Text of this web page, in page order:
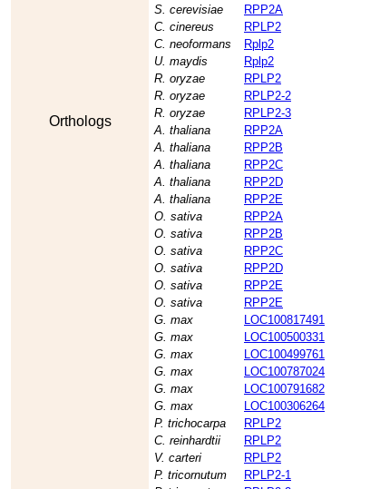
Orthologs
S. cerevisiae
RPP2A
C. cinereus
RPLP2
C. neoformans
Rplp2
U. maydis
Rplp2
R. oryzae
RPLP2
R. oryzae
RPLP2-2
R. oryzae
RPLP2-3
A. thaliana
RPP2A
A. thaliana
RPP2B
A. thaliana
RPP2C
A. thaliana
RPP2D
A. thaliana
RPP2E
O. sativa
RPP2A
O. sativa
RPP2B
O. sativa
RPP2C
O. sativa
RPP2D
O. sativa
RPP2E
O. sativa
RPP2E
G. max
LOC100817491
G. max
LOC100500331
G. max
LOC100499761
G. max
LOC100787024
G. max
LOC100791682
G. max
LOC100306264
P. trichocarpa
RPLP2
C. reinhardtii
RPLP2
V. carteri
RPLP2
P. tricornutum
RPLP2-1